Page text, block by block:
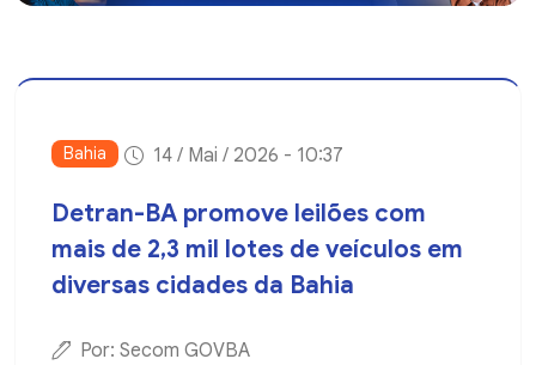
Bahia 14 / Mai / 2026 - 10:37
Detran-BA promove leilões com
mais de 2,3 mil lotes de veículos em
diversas cidades da Bahia
Por: Secom GOVBA